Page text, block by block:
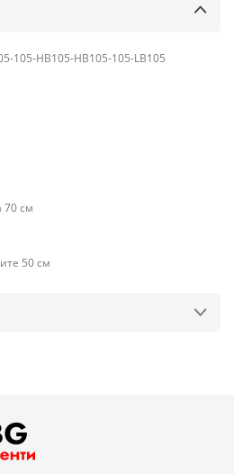
105-HB105-HB105-105-LB105
70 см
50 см